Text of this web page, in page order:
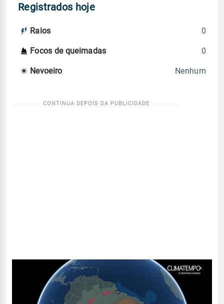
Registrados hoje
Raios 0
Focos de queimadas 0
Nevoeiro Nenhum